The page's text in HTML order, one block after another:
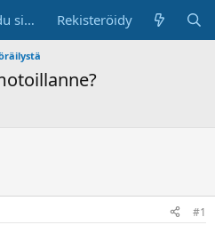
Kirjaudu sisään Rekisteröidy
#1